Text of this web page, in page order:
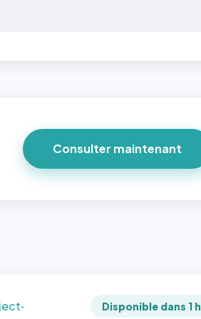
Consulter maintenant
par
1:1
à
Disponible dans 1 h